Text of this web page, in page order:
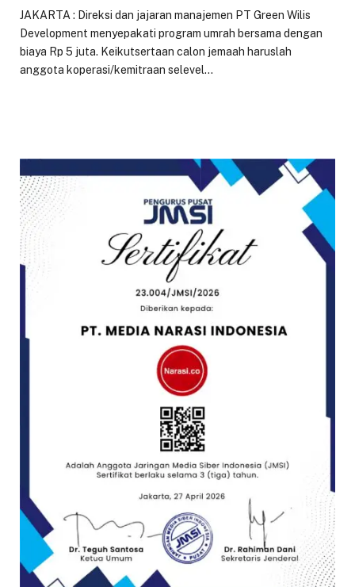
JAKARTA : Direksi dan jajaran manajemen PT Green Wilis
Development menyepakati program umrah bersama dengan
biaya Rp 5 juta. Keikutsertaan calon jemaah haruslah
anggota koperasi/kemitraan selevel…